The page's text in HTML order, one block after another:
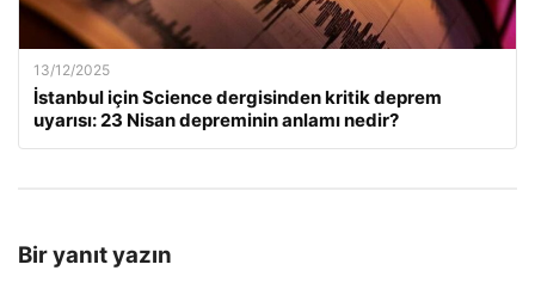
13/12/2025
İstanbul için Science dergisinden kritik deprem
uyarısı: 23 Nisan depreminin anlamı nedir?
Bir yanıt yazın